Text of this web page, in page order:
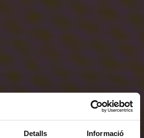
Detalls Informació